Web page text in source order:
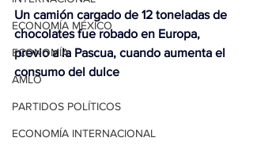
ECONOMÍA MÉXICO
ECONOMÍA
AMLO
PARTIDOS POLÍTICOS
ECONOMÍA INTERNACIONAL
Un camión cargado de 12 toneladas de
chocolates fue robado en Europa,
previo a la Pascua, cuando aumenta el
consumo del dulce